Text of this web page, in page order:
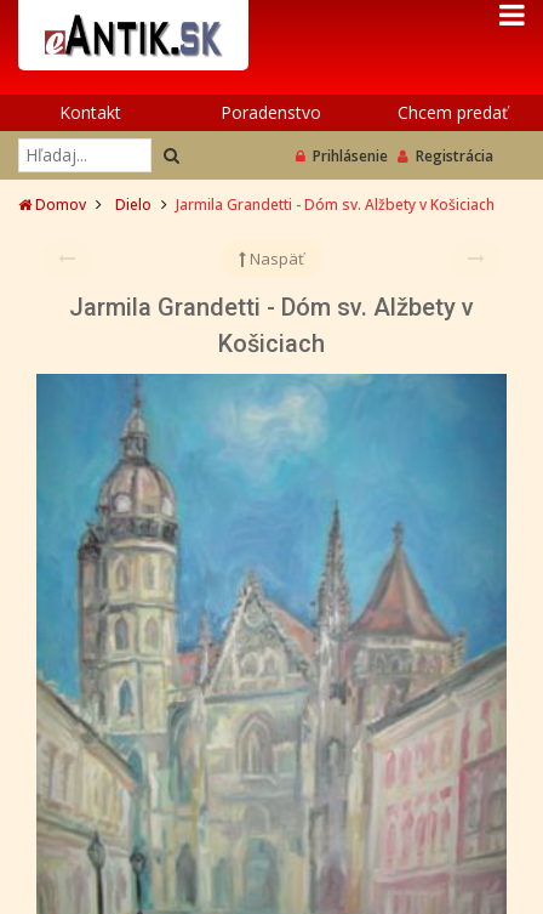
Kontakt Poradenstvo Chcem predať
Prihlásenie Registrácia
Domov Dielo Jarmila Grandetti - Dóm sv. Alžbety v Košiciach
Naspäť
Jarmila Grandetti - Dóm sv. Alžbety v
Košiciach